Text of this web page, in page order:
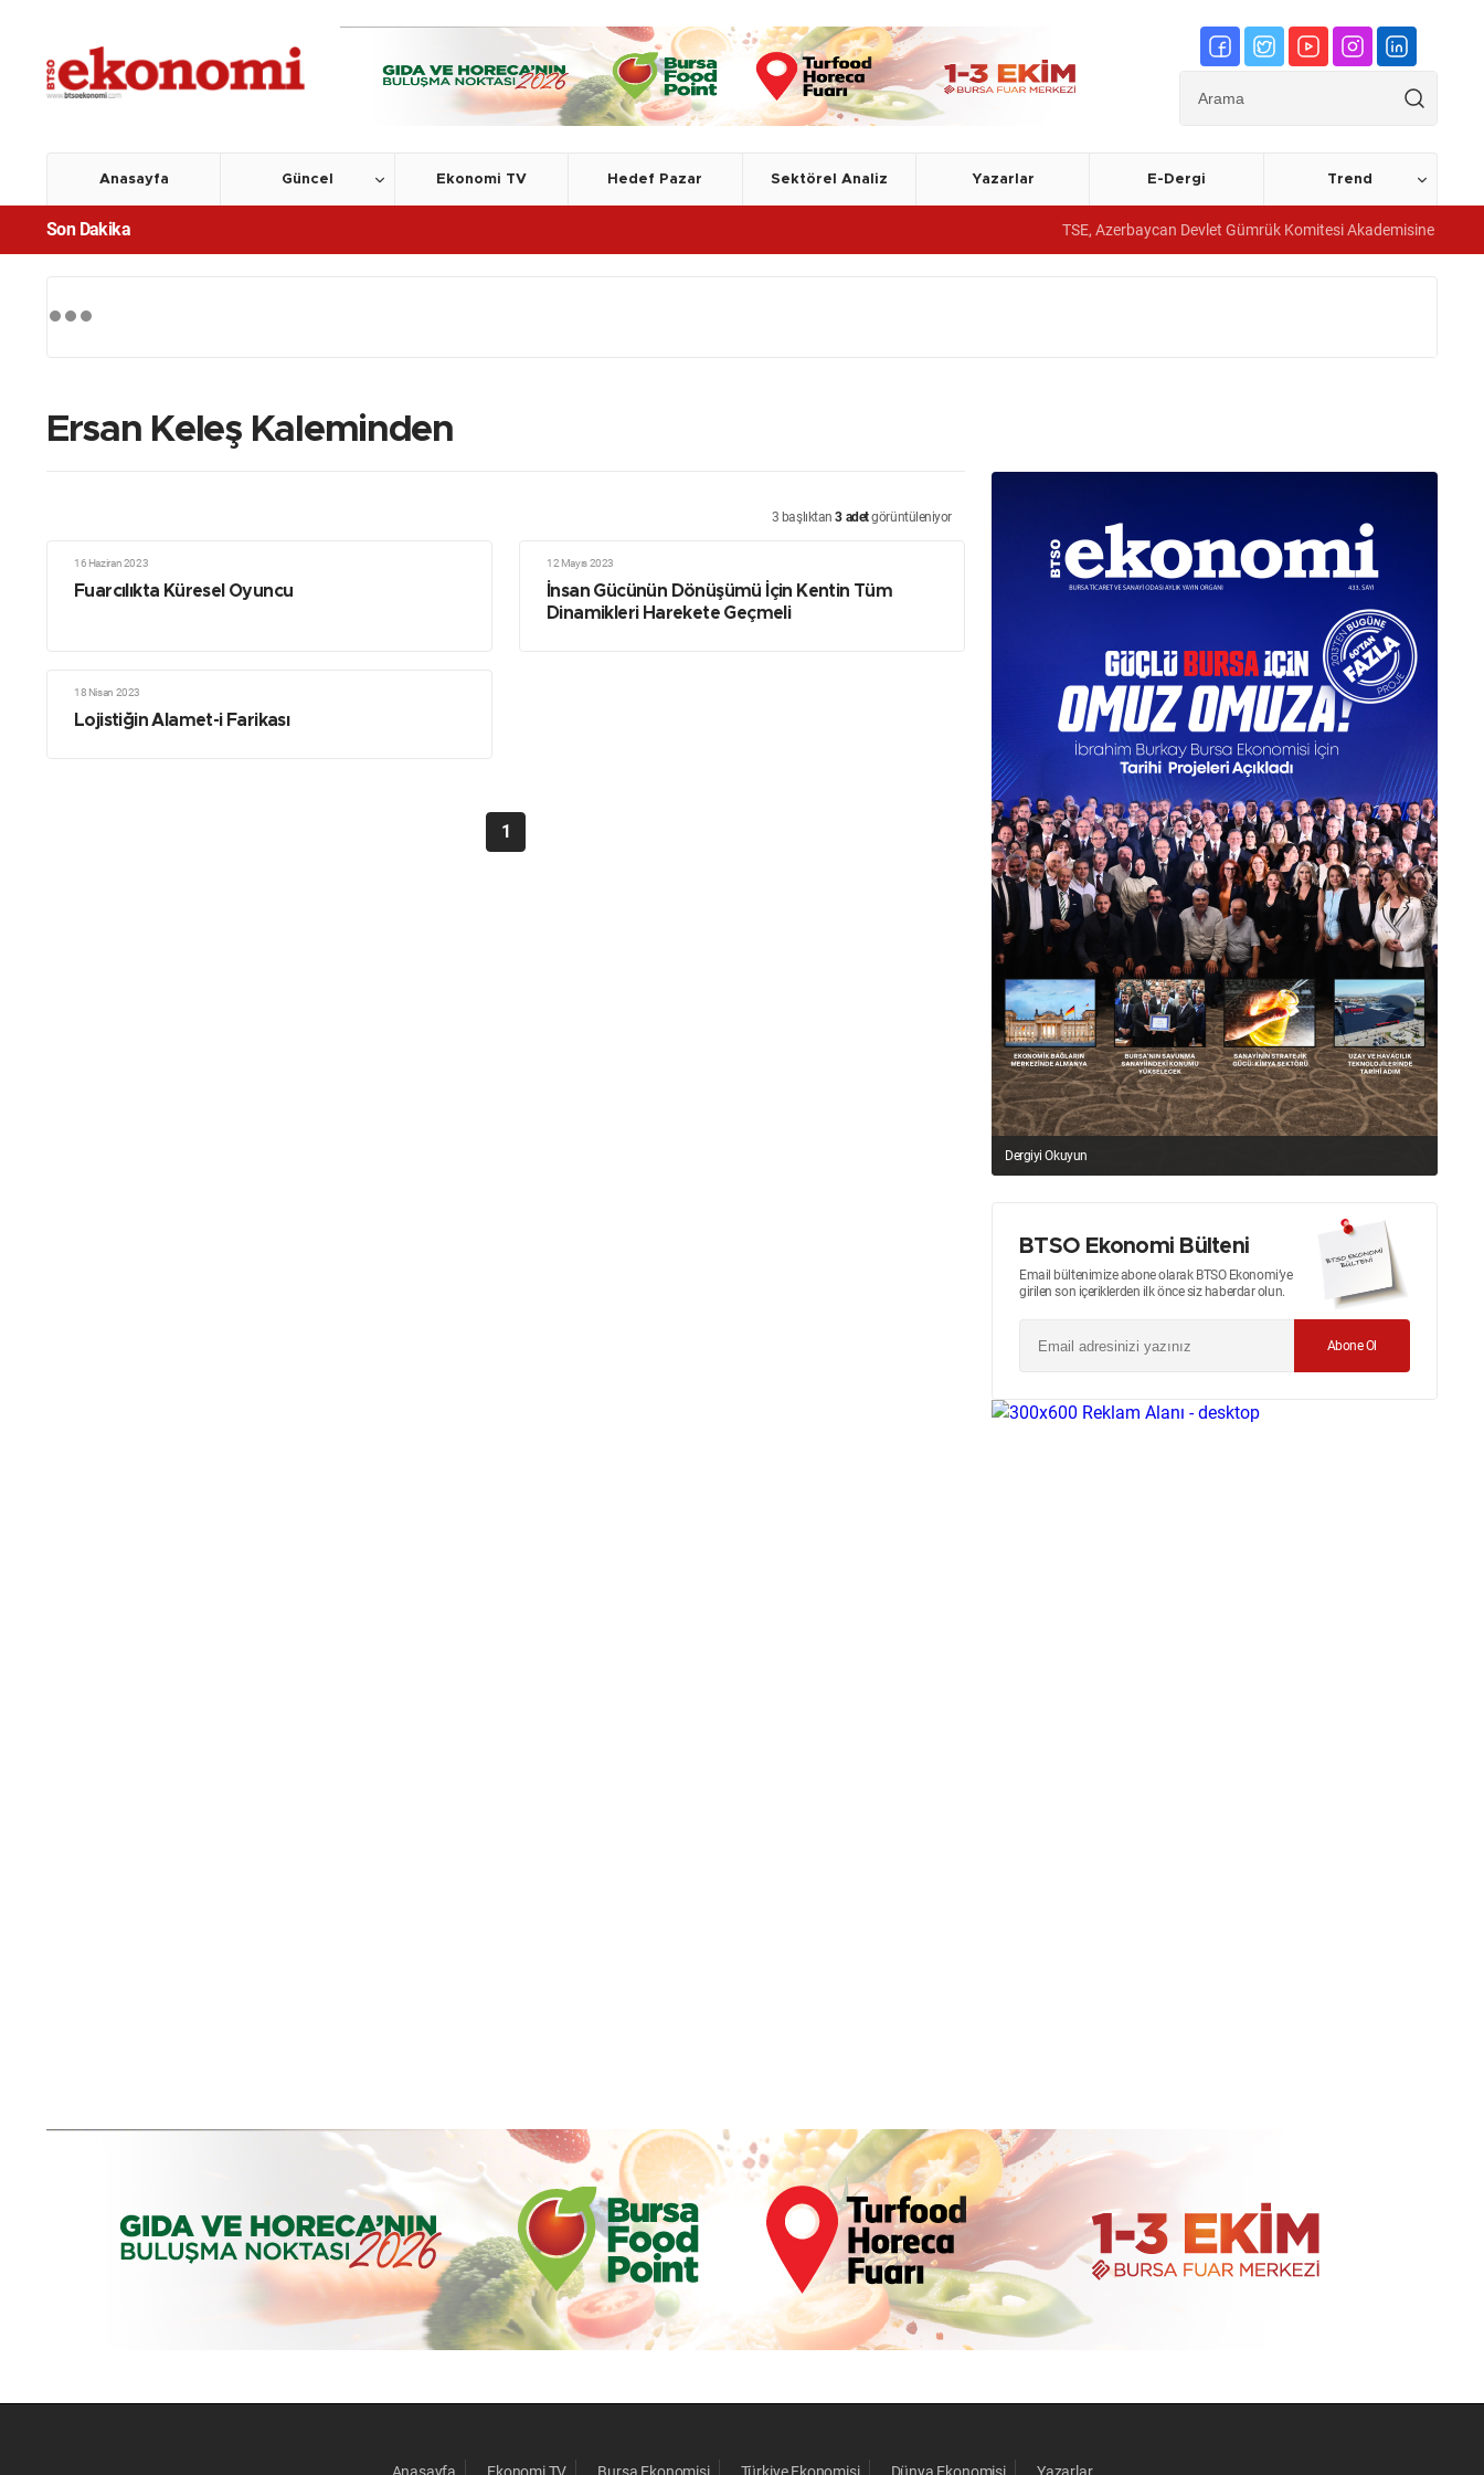
Anasayfa Güncel Ekonomi TV Hedef Pazar Sektörel Analiz Yazarlar E-Dergi Trend
Son Dakika TSE, Azerbaycan Devlet Gümrük Komitesi Akademisine yönetim
Ersan Keleş Kaleminden
3 başlıktan3 adetgörüntüleniyor
16 Haziran 2023
Fuarcılıkta Küresel Oyuncu
12 Mayıs 2023
İnsan Gücünün Dönüşümü İçin Kentin Tüm
Dinamikleri Harekete Geçmeli
18 Nisan 2023
Lojistiğin Alamet-i Farikası
1
Dergiyi Okuyun
BTSO Ekonomi Bülteni
Email bültenimize abone olarak BTSO Ekonomi’ye
girilen son içeriklerden ilk önce siz haberdar olun.
Abone Ol